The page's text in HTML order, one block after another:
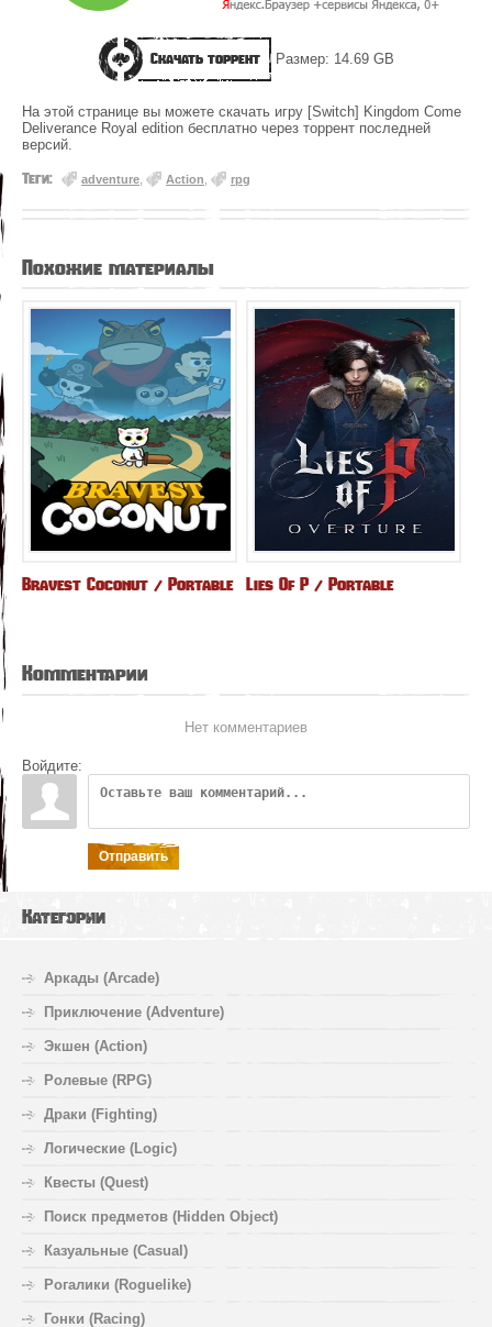
Скачать торрент Размер: 14.69 GB
На этой странице вы можете скачать игру [Switch] Kingdom Come
Deliverance Royal edition бесплатно через торрент последней
версий.
Теги: adventure Action rpg
Похожие материалы
Bravest Coconut / Portable Lies Of P / Portable
Комментарии
Нет комментариев
Войдите:
Отправить
Категории
Аркады (Arcade)
Приключение (Adventure)
Экшен (Action)
Ролевые (RPG)
Драки (Fighting)
Логические (Logic)
Квесты (Quest)
Поиск предметов (Hidden Object)
Казуальные (Casual)
Рогалики (Roguelike)
Гонки (Racing)